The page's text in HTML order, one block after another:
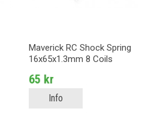
Maverick RC Shock Spring
16x65x1.3mm 8 Coils
65 kr
Info